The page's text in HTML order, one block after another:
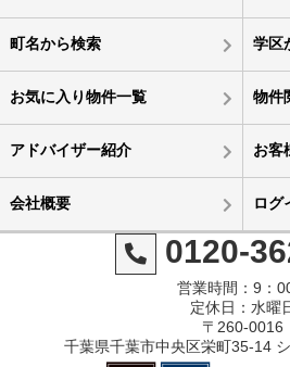
町名から検索 学区
お気に入り物件一覧 物件
アドバイザー紹介 お客
会社概要 ログ
0120-
営業時間：9：
定休日：水曜
〒260-0016
千葉県千葉市中央区栄町35-14